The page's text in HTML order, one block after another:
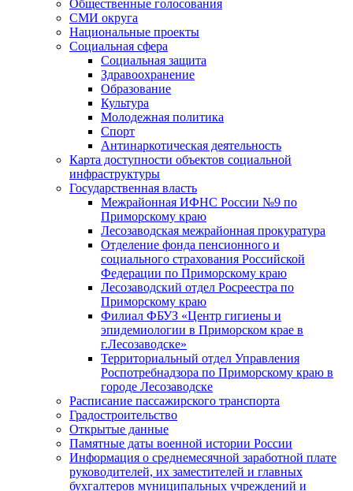
Общественные голосования
СМИ округа
Национальные проекты
Социальная сфера
Социальная защита
Здравоохранение
Образование
Культура
Молодежная политика
Спорт
Антинаркотическая деятельность
Карта доступности объектов социальной
инфраструктуры
Государственная власть
Межрайонная ИФНС России №9 по
Приморскому краю
Лесозаводская межрайонная прокуратура
Отделение фонда пенсионного и
социального страхования Российской
Федерации по Приморскому краю
Лесозаводский отдел Росреестра по
Приморскому краю
Филиал ФБУЗ «Центр гигиены и
эпидемиологии в Приморском крае в
г.Лесозаводске»
Территориальный отдел Управления
Роспотребнадзора по Приморскому краю в
городе Лесозаводске
Расписание пассажирского транспорта
Градостроительство
Открытые данные
Памятные даты военной истории России
Информация о среднемесячной заработной плате
руководителей, их заместителей и главных
бухгалтеров муниципальных учреждений и